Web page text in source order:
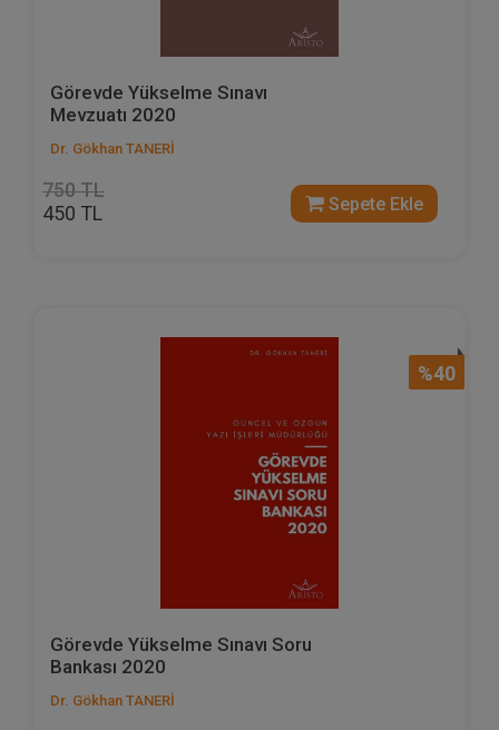
Görevde Yükselme Sınavı
Mevzuatı 2020
Dr. Gökhan TANERİ
750 TL
450 TL Sepete Ekle
%40
Görevde Yükselme Sınavı Soru
Bankası 2020
Dr. Gökhan TANERİ